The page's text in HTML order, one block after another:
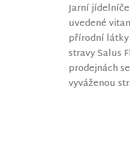
Jarní
uvedené
přírodní
stravy Salus
prodejnách
vyváženou